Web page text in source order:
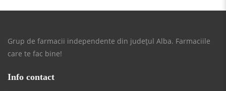
Grup de farmacii independente din județul Alba. Farmaciile
care te fac bine!
Info contact